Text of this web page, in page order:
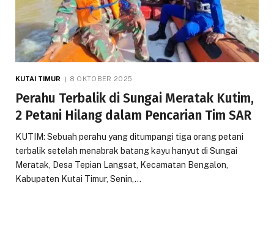
KUTAI TIMUR 8 OKTOBER 2025
Perahu Terbalik di Sungai Meratak Kutim,
2 Petani Hilang dalam Pencarian Tim SAR
KUTIM: Sebuah perahu yang ditumpangi tiga orang petani
terbalik setelah menabrak batang kayu hanyut di Sungai
Meratak, Desa Tepian Langsat, Kecamatan Bengalon,
Kabupaten Kutai Timur, Senin,…